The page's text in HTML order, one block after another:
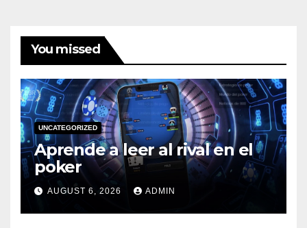
You missed
UNCATEGORIZED
Aprende a leer al rival en el
poker
AUGUST 6, 2026 ADMIN